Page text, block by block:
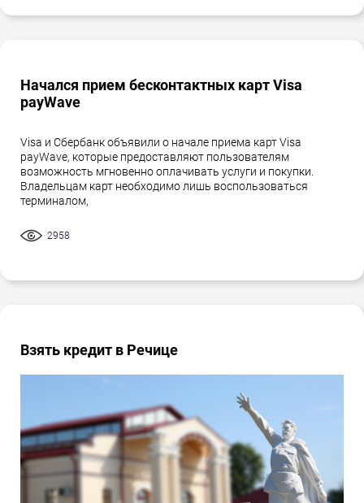
Начался прием бесконтактных карт Visa
payWave
Visa и Сбербанк объявили о начале приема карт Visa
payWave, которые предоставляют пользователям
возможность мгновенно оплачивать услуги и покупки.
Владельцам карт необходимо лишь воспользоваться
терминалом,
2958
Взять кредит в Речице